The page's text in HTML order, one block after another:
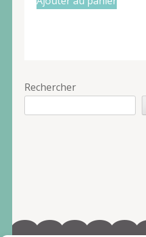
Rechercher